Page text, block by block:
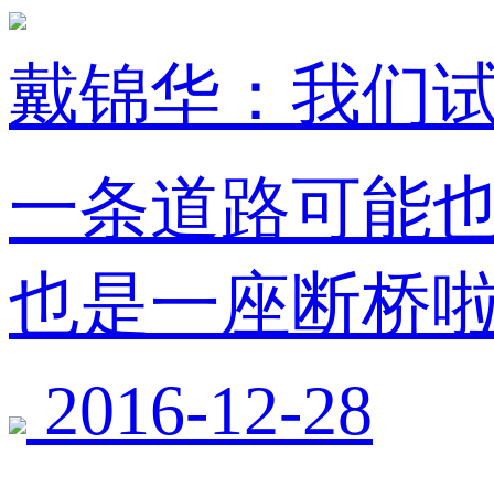
戴锦华：我们
一条道路可能
也是一座断桥
2016-12-28